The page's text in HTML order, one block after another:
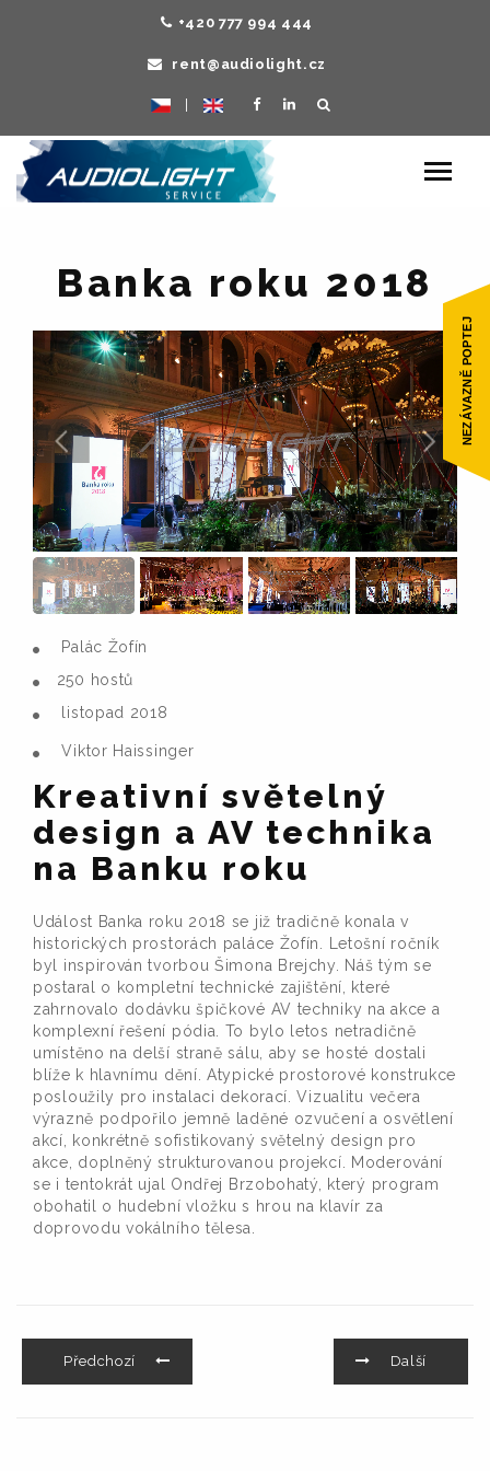
+420 777 994 444
rent@audiolight.cz
Toggle
Banka roku 2018
Palác Žofín
250 hostů
listopad 2018
Viktor Haissinger
Kreativní světelný
design a AV technika
na Banku roku
Událost Banka roku 2018 se již tradičně konala v
historických prostorách paláce Žofín. Letošní ročník
byl inspirován tvorbou Šimona Brejchy. Náš tým se
postaral o kompletní technické zajištění, které
zahrnovalo dodávku špičkové AV techniky na akce a
komplexní řešení pódia. To bylo letos netradičně
umístěno na delší straně sálu, aby se hosté dostali
blíže k hlavnímu dění. Atypické prostorové konstrukce
posloužily pro instalaci dekorací. Vizualitu večera
výrazně podpořilo jemně laděné ozvučení a osvětlení
akcí, konkrétně sofistikovaný světelný design pro
akce, doplněný strukturovanou projekcí. Moderování
se i tentokrát ujal Ondřej Brzobohatý, který program
obohatil o hudební vložku s hrou na klavír za
doprovodu vokálního tělesa.
Předchozí Další